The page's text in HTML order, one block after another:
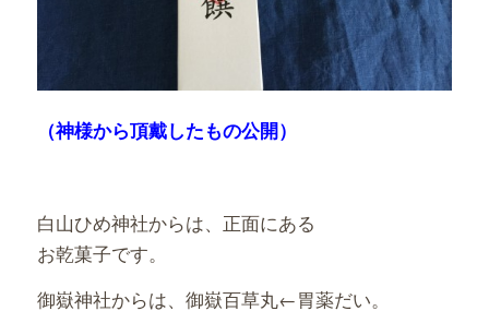
（神様から頂戴したもの公開）
白山ひめ神社からは、正面にある
お乾菓子です。
御嶽神社からは、御嶽百草丸←胃薬だい。